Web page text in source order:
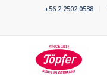
+56 2 2502 0538